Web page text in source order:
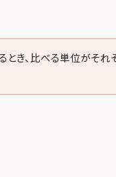
き、比べる単位がそれ